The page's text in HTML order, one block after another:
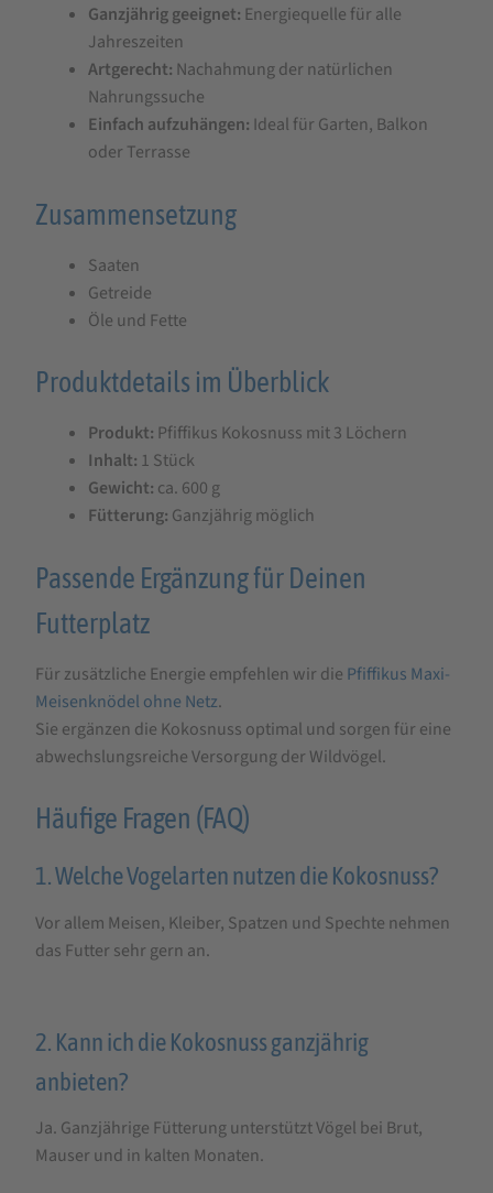
Ganzjährig geeignet: Energiequelle für alle
Jahreszeiten
Artgerecht: Nachahmung der natürlichen
Nahrungssuche
Einfach aufzuhängen: Ideal für Garten, Balkon
oder Terrasse
Zusammensetzung
Saaten
Getreide
Öle und Fette
Produktdetails im Überblick
Produkt: Pfiffikus Kokosnuss mit 3 Löchern
Inhalt: 1 Stück
Gewicht: ca. 600 g
Fütterung: Ganzjährig möglich
Passende Ergänzung für Deinen
Futterplatz
Für zusätzliche Energie empfehlen wir die Pfiffikus Maxi-
Meisenknödel ohne Netz.
Sie ergänzen die Kokosnuss optimal und sorgen für eine
abwechslungsreiche Versorgung der Wildvögel.
Häufige Fragen (FAQ)
1. Welche Vogelarten nutzen die Kokosnuss?
Vor allem Meisen, Kleiber, Spatzen und Spechte nehmen
das Futter sehr gern an.
2. Kann ich die Kokosnuss ganzjährig
anbieten?
Ja. Ganzjährige Fütterung unterstützt Vögel bei Brut,
Mauser und in kalten Monaten.